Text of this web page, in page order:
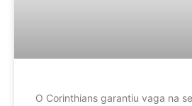
O Corinthians garantiu vaga na